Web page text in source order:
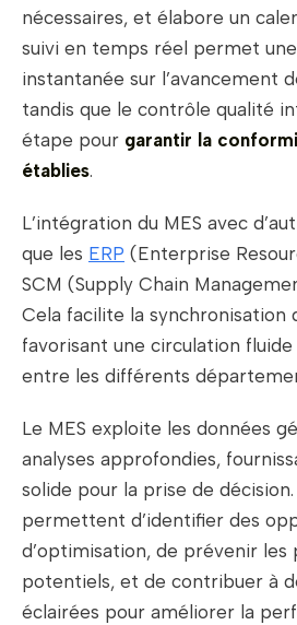
nécessaires, et élabore un
suivi en temps réel permet
instantanée sur l’avancement
tandis que le contrôle qualité
étape pour garantir la
établies.
L’intégration du MES avec
que les ERP (Enterprise
SCM (Supply Chain
Cela facilite la synchronisation
favorisant une circulation
entre les différents
Le MES exploite les données
analyses approfondies,
solide pour la prise de décision.
permettent d’identifier des
d’optimisation, de prévenir les
potentiels, et de contribuer à
éclairées pour améliorer la